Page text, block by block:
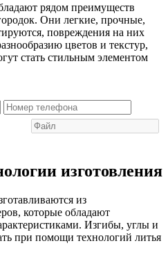
рядом преимуществ
Они легкие, прочные,
повреждения на них
цветов и текстур,
стать стильным элементом
изготовления
из
которые обладают
Изгибы, углы и
при помощи технологий литья